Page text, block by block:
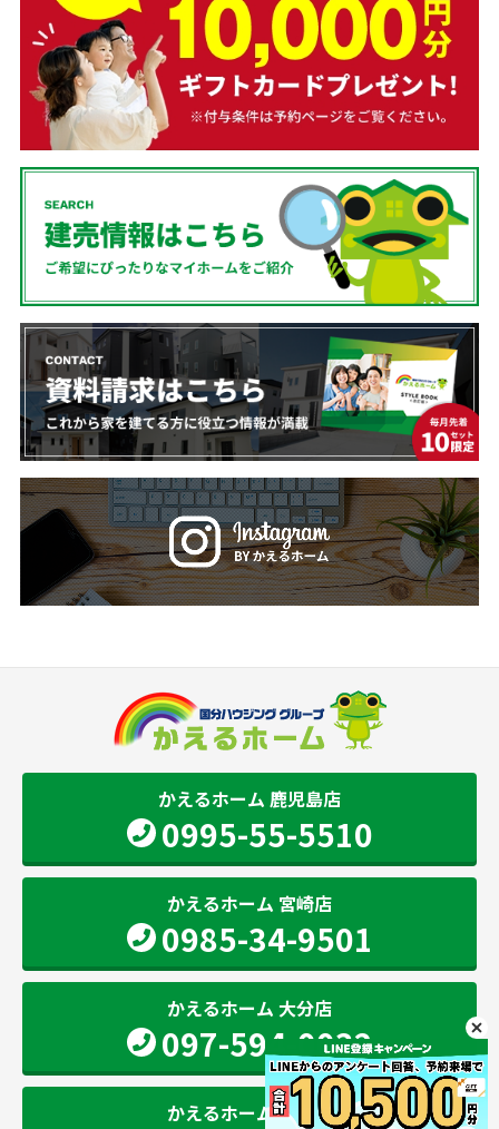
かえるホーム 鹿児島店
0995-55-5510
かえるホーム 宮崎店
0985-34-9501
かえるホーム 大分店
097-594-0032
かえるホーム 熊本店